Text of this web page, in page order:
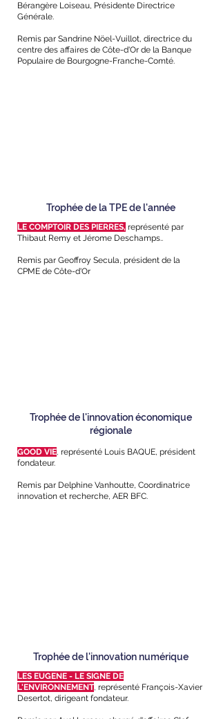
Bérangère Loiseau, Présidente Directrice
Générale.
Remis par Sandrine Nöel-Vuillot, directrice du
centre des affaires de Côte-d'Or de la Banque
Populaire de Bourgogne-Franche-Comté.
Trophée de la TPE de l'année
LE COMPTOIR DES PIERRES, représenté par
Thibaut Remy et Jérome Deschamps..
Remis par Geoffroy Secula, président de la
CPME de Côte-d'Or
Trophée de l'innovation numérique
LES EUGENE - LE SIGNE DE
L'ENVIRONNEMENT, représenté François-Xavier
Desertot, dirigeant fondateur.
Trophée de l'innovation économique
régionale
GOOD VIE, représenté Louis BAQUE, président
fondateur.
Remis par Delphine Vanhoutte, Coordinatrice
innovation et recherche, AER BFC.